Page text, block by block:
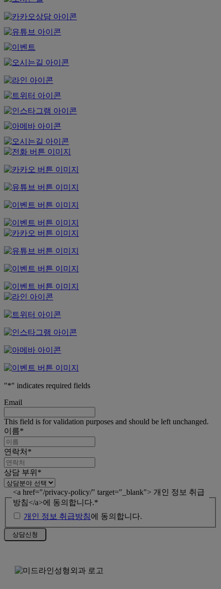
"*" indicates required fields
Email
This field is for validation purposes and should be left unchanged.
이름*
연락처 *
상담 부위 *
<a href="/privacy-policy/" target="_blank"> 개인 정보 취급
방침</a>에 동의합니다.*
개인 정보 취급방침에 동의합니다.